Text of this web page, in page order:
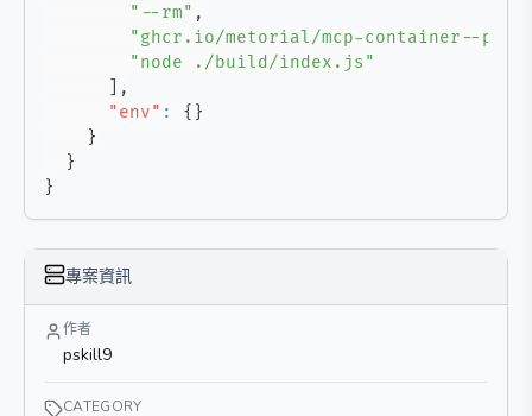
"--rm" ,
"ghcr.io/metorial/mcp-container--
"node ./build/index.js"
,
"env" : { }
}
}
}
專案資訊
作者
pskill9
CATEGORY